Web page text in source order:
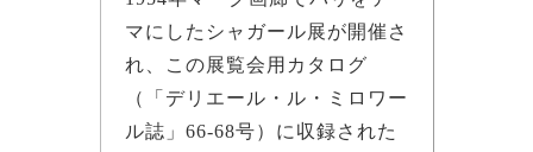
マにしたシャガール展が開催さ
れ、この展覧会用カタログ
（「デリエール・ル・ミロワー
ル誌」66-68号）に収録された